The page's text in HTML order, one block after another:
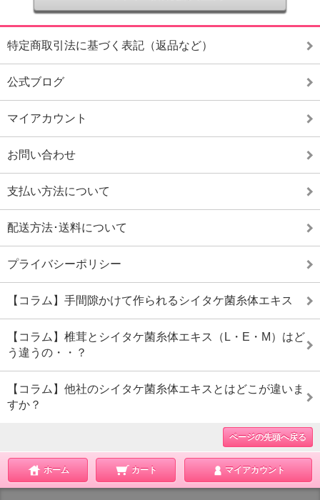
特定商取引法に基づく表記（返品など）
公式ブログ
マイアカウント
お問い合わせ
支払い方法について
配送方法･送料について
プライバシーポリシー
【コラム】手間隙かけて作られるシイタケ菌糸体エキス
【コラム】椎茸とシイタケ菌糸体エキス（L・E・M）はど
う違うの・・？
【コラム】他社のシイタケ菌糸体エキスとはどこが違いま
すか？
ページの先頭へ戻る
ホーム カート マイアカウント